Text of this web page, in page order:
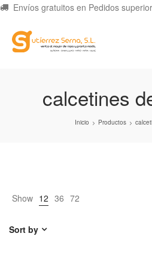
Envíos gratuitos en Pedidos
calcetines
Inicio > Productos >
Show 12 36 72
Sort by